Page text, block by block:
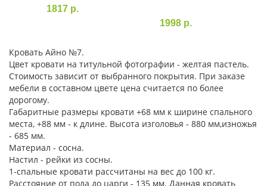
1817 р.
1998 р.
Кровать Айно №7.
Цвет кровати на титульной фотографии - желтая пастель.
Стоимость зависит от выбранного покрытия. При заказе
мебели в составном цвете цена считается по более
дорогому.
Габаритные размеры кровати +68 мм к ширине спального
места, +88 мм - к длине. Высота изголовья - 880 мм,изножья
- 685 мм.
Материал - сосна.
Настил - рейки из сосны.
1-спальные кровати рассчитаны на вес до 100 кг.
Расстояние от пола до царги - 135 мм. Данная кровать